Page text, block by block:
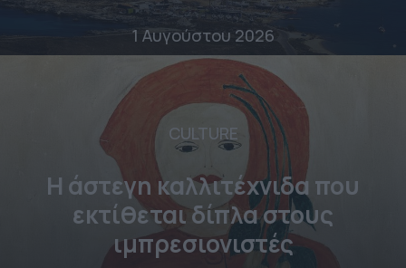
1 Αυγούστου 2026
CULTURE
Η άστεγη καλλιτέχνιδα που
εκτίθεται δίπλα στους
ιμπρεσιονιστές